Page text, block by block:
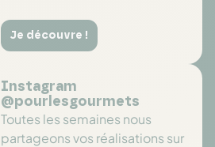
Je découvre !
Instagram
@pourlesgourmets
Toutes les semaines nous
partageons vos réalisations sur